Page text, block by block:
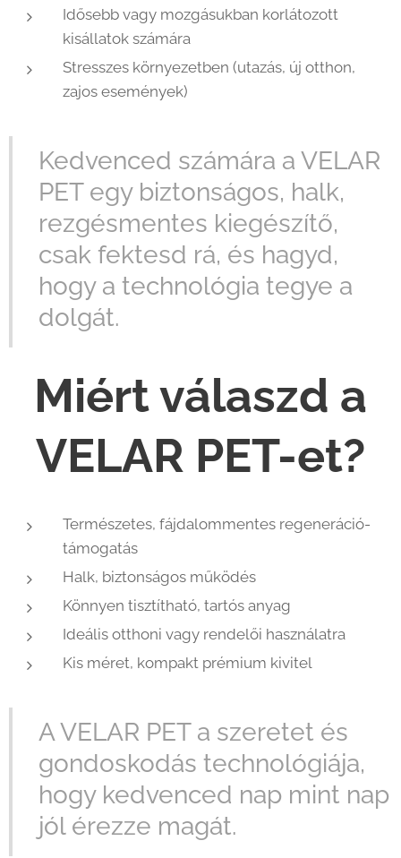
Idősebb vagy mozgásukban korlátozott
kisállatok számára
Stresszes környezetben (utazás, új otthon,
zajos események)
Kedvenced számára a VELAR
PET egy biztonságos, halk,
rezgésmentes kiegészítő,
csak fektesd rá, és hagyd,
hogy a technológia tegye a
dolgát.
Miért válaszd a
VELAR PET-et?
Természetes, fájdalommentes regeneráció-
támogatás
Halk, biztonságos működés
Könnyen tisztítható, tartós anyag
Ideális otthoni vagy rendelői használatra
Kis méret, kompakt prémium kivitel
A VELAR PET a szeretet és
gondoskodás technológiája,
hogy kedvenced nap mint nap
jól érezze magát.